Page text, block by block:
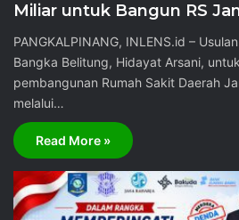
Miliar untuk Bangun RS
PANGKALPINANG, INLENS.id –
Bangka Belitung, Hidayat Arsani,
pembangunan Rumah Sakit Daerah
melalui…
Read More »